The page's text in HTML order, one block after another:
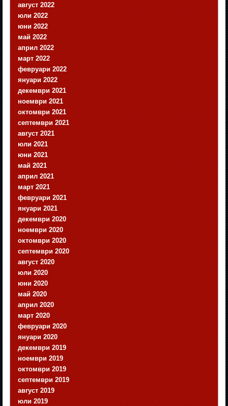
август 2022
юли 2022
юни 2022
май 2022
април 2022
март 2022
февруари 2022
януари 2022
декември 2021
ноември 2021
октомври 2021
септември 2021
август 2021
юли 2021
юни 2021
май 2021
април 2021
март 2021
февруари 2021
януари 2021
декември 2020
ноември 2020
октомври 2020
септември 2020
август 2020
юли 2020
юни 2020
май 2020
април 2020
март 2020
февруари 2020
януари 2020
декември 2019
ноември 2019
октомври 2019
септември 2019
август 2019
юли 2019